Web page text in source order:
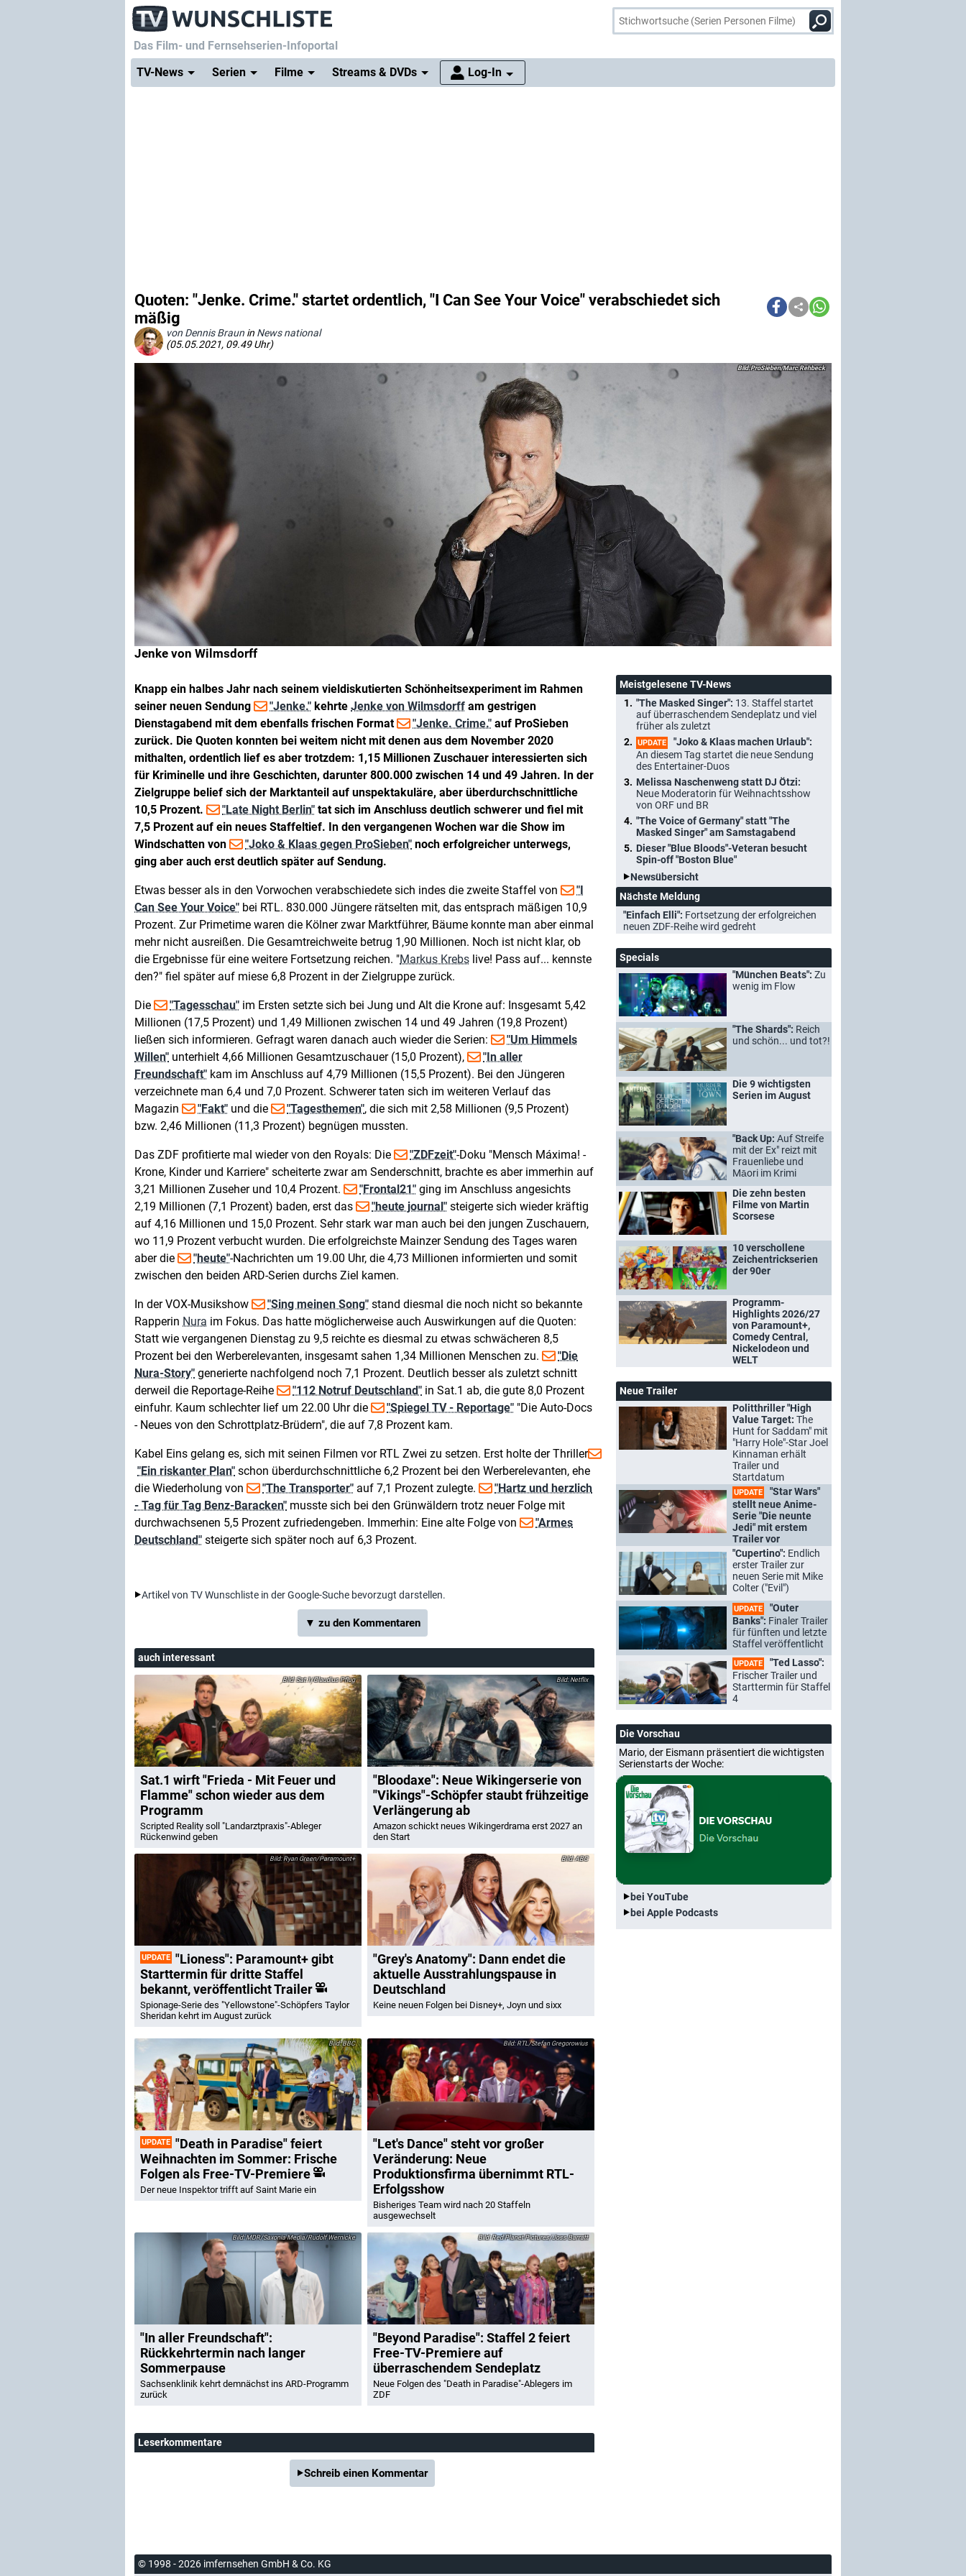
Das Film- und Fernsehserien-Infoportal
TV-News
Serien Filme Streams & DVDs Log-In
Quoten: "Jenke. Crime." startet ordentlich, "I Can See Your Voice" verabschiedet sich
mäßig
von Dennis Braun in News national
(05.05.2021, 09.49 Uhr)
Jenke von Wilmsdorff
ProSieben/Marc Rehbeck
Knapp ein halbes Jahr nach seinem vieldiskutierten Schönheitsexperiment im Rahmen
seiner neuen Sendung
"Jenke." kehrte Jenke von Wilmsdorff am gestrigen
Dienstagabend mit dem ebenfalls frischen Format
"Jenke. Crime." auf ProSieben
zurück. Die Quoten konnten bei weitem nicht mit denen aus dem November 2020
mithalten, ordentlich lief es aber trotzdem: 1,15 Millionen Zuschauer interessierten sich
für Kriminelle und ihre Geschichten, darunter 800.000 zwischen 14 und 49 Jahren. In der
Zielgruppe belief sich der Marktanteil auf unspektakuläre, aber überdurchschnittliche
10,5 Prozent.
"Late Night Berlin" tat sich im Anschluss deutlich schwerer und fiel mit
7,5 Prozent auf ein neues Staffeltief. In den vergangenen Wochen war die Show im
Windschatten von
"Joko & Klaas gegen ProSieben" noch erfolgreicher unterwegs,
ging aber auch erst deutlich später auf Sendung.
Etwas besser als in den Vorwochen verabschiedete sich indes die zweite Staffel von
"I
Can See Your Voice" bei RTL. 830.000 Jüngere rätselten mit, das entsprach mäßigen 10,9
Prozent. Zur Primetime waren die Kölner zwar Marktführer, Bäume konnte man aber einmal
mehr nicht ausreißen. Die Gesamtreichweite betrug 1,90 Millionen. Noch ist nicht klar, ob
die Ergebnisse für eine weitere Fortsetzung reichen. "Markus Krebs live! Pass auf... kennste
den?" fiel später auf miese 6,8 Prozent in der Zielgruppe zurück.
Die "Tagesschau" im Ersten setzte sich bei Jung und Alt die Krone auf: Insgesamt 5,42
Millionen (17,5 Prozent) und 1,49 Millionen zwischen 14 und 49 Jahren (19,8 Prozent)
ließen sich informieren. Gefragt waren danach auch wieder die Serien:
"Um Himmels
Willen" unterhielt 4,66 Millionen Gesamtzuschauer (15,0 Prozent),
"In aller
Freundschaft" kam im Anschluss auf 4,79 Millionen (15,5 Prozent). Bei den Jüngeren
verzeichnete man 6,4 und 7,0 Prozent. Schwerer taten sich im weiteren Verlauf das
Magazin
"Fakt" und die "Tagesthemen", die sich mit 2,58 Millionen (9,5 Prozent)
bzw. 2,46 Millionen (11,3 Prozent) begnügen mussten.
Das ZDF profitierte mal wieder von den Royals: Die "ZDFzeit"-Doku "Mensch Máxima! -
Krone, Kinder und Karriere" scheiterte zwar am Senderschnitt, brachte es aber immerhin auf
3,21 Millionen Zuseher und 10,4 Prozent.
"Frontal21" ging im Anschluss angesichts
2,19 Millionen (7,1 Prozent) baden, erst das
"heute journal" steigerte sich wieder kräftig
auf 4,16 Millionen und 15,0 Prozent. Sehr stark war man auch bei den jungen Zuschauern,
wo 11,9 Prozent verbucht wurden. Die erfolgreichste Mainzer Sendung des Tages waren
aber die
"heute"-Nachrichten um 19.00 Uhr, die 4,73 Millionen informierten und somit
zwischen den beiden ARD-Serien durchs Ziel kamen.
In der VOX-Musikshow "Sing meinen Song" stand diesmal die noch nicht so bekannte
Rapperin Nura im Fokus. Das hatte möglicherweise auch Auswirkungen auf die Quoten:
Statt wie vergangenen Dienstag zu 9,5 reichte es diesmal zu etwas schwächeren 8,5
Prozent bei den Werberelevanten, insgesamt sahen 1,34 Millionen Menschen zu.
"Die
Nura-Story" generierte nachfolgend noch 7,1 Prozent. Deutlich besser als zuletzt schnitt
derweil die Reportage-Reihe
"112 Notruf Deutschland" in Sat.1 ab, die gute 8,0 Prozent
einfuhr. Kaum schlechter lief um 22.00 Uhr die
"Spiegel TV - Reportage" "Die Auto-Docs
- Neues von den Schrottplatz-Brüdern", die auf 7,8 Prozent kam.
Kabel Eins gelang es, sich mit seinen Filmen vor RTL Zwei zu setzen. Erst holte der Thriller
"Ein riskanter Plan" schon überdurchschnittliche 6,2 Prozent bei den Werberelevanten, ehe
die Wiederholung von
"The Transporter" auf 7,1 Prozent zulegte.
"Hartz und herzlich
- Tag für Tag Benz-Baracken" musste sich bei den Grünwäldern trotz neuer Folge mit
durchwachsenen 5,5 Prozent zufriedengeben. Immerhin: Eine alte Folge von
"Armes
Deutschland" steigerte sich später noch auf 6,3 Prozent.
Artikel von TV Wunschliste in der Google-Suche bevorzugt darstellen.
▼ zu den Kommentaren
auch interessant
Sat.1/Claudius Pflug
Sat.1 wirft "Frieda - Mit Feuer und
Flamme" schon wieder aus dem
Programm
Scripted Reality soll "Landarztpraxis"-Ableger
Rückenwind geben
Netflix
"Bloodaxe": Neue Wikingerserie von
"Vikings"-Schöpfer staubt frühzeitige
Verlängerung ab
Amazon schickt neues Wikingerdrama erst 2027 an
den Start
Ryan Green/Paramount+
UPDATE "Lioness": Paramount+ gibt
Starttermin für dritte Staffel
bekannt, veröffentlicht Trailer
Spionage-Serie des "Yellowstone"-Schöpfers Taylor
Sheridan kehrt im August zurück
ABC
"Grey's Anatomy": Dann endet die
aktuelle Ausstrahlungspause in
Deutschland
Keine neuen Folgen bei Disney+, Joyn und sixx
BBC
UPDATE "Death in Paradise" feiert
Weihnachten im Sommer: Frische
Folgen als Free-TV-Premiere
Der neue Inspektor trifft auf Saint Marie ein
RTL/Stefan Gregorowius
"Let's Dance" steht vor großer
Veränderung: Neue
Produktionsfirma übernimmt RTL-
Erfolgsshow
Bisheriges Team wird nach 20 Staffeln
ausgewechselt
MDR/Saxonia Media/Rudolf Wernicke
"In aller Freundschaft":
Rückkehrtermin nach langer
Sommerpause
Sachsenklinik kehrt demnächst ins ARD-Programm
zurück
Red Planet Pictures/Joss Barratt
"Beyond Paradise": Staffel 2 feiert
Free-TV-Premiere auf
überraschendem Sendeplatz
Neue Folgen des "Death in Paradise"-Ablegers im
ZDF
Leserkommentare
Schreib einen Kommentar
Meistgelesene TV-News
"The Masked Singer": 13. Staffel startet
auf überraschendem Sendeplatz und viel
früher als zuletzt
UPDATE
"Joko & Klaas machen Urlaub":
An diesem Tag startet die neue Sendung
des Entertainer-Duos
Melissa Naschenweng statt DJ Ötzi:
Neue Moderatorin für Weihnachtsshow
von ORF und BR
"The Voice of Germany" statt "The
Masked Singer" am Samstagabend
Dieser "Blue Bloods"-Veteran besucht
Spin-off "Boston Blue"
Newsübersicht
Nächste Meldung
"Einfach Elli": Fortsetzung der erfolgreichen
neuen ZDF-Reihe wird gedreht
Specials
"München Beats": Zu
wenig im Flow
"The Shards": Reich
und schön... und tot?!
Die 9 wichtigsten
Serien im August
"Back Up: Auf Streife
mit der Ex" reizt mit
Frauenliebe und
Māori im Krimi
Die zehn besten
Filme von Martin
Scorsese
10 verschollene
Zeichentrickserien
der 90er
Programm-
Highlights 2026/27
von Paramount+,
Comedy Central,
Nickelodeon und
WELT
Neue Trailer
Politthriller "High
Value Target: The
Hunt for Saddam" mit
"Harry Hole"-Star Joel
Kinnaman erhält
Trailer und
Startdatum
UPDATE
"Star Wars"
stellt neue Anime-
Serie "Die neunte
Jedi" mit erstem
Trailer vor
"Cupertino": Endlich
erster Trailer zur
neuen Serie mit Mike
Colter ("Evil")
UPDATE
"Outer
Banks": Finaler Trailer
für fünften und letzte
Staffel veröffentlicht
UPDATE
"Ted Lasso":
Frischer Trailer und
Starttermin für Staffel
4
Die Vorschau
Mario, der Eismann präsentiert die wichtigsten
Serienstarts der Woche:
bei YouTube
bei Apple Podcasts
© 1998 - 2026 imfernsehen GmbH & Co. KG